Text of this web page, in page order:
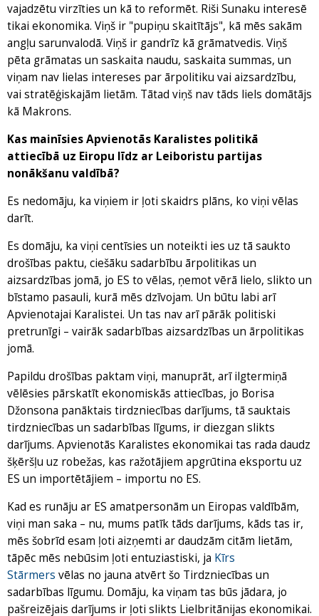
vajadzētu virzīties un kā to reformēt. Riši Sunaku interesē
tikai ekonomika. Viņš ir "pupiņu skaitītājs", kā mēs sakām
angļu sarunvalodā. Viņš ir gandrīz kā grāmatvedis. Viņš
pēta grāmatas un saskaita naudu, saskaita summas, un
viņam nav lielas intereses par ārpolitiku vai aizsardzību,
vai stratēģiskajām lietām. Tātad viņš nav tāds liels domātājs
kā Makrons.
Kas mainīsies Apvienotās Karalistes politikā
attiecībā uz Eiropu līdz ar Leiboristu partijas
nonākšanu valdībā?
Es nedomāju, ka viņiem ir ļoti skaidrs plāns, ko viņi vēlas
darīt.
Es domāju, ka viņi centīsies un noteikti ies uz tā saukto
drošības paktu, ciešāku sadarbību ārpolitikas un
aizsardzības jomā, jo ES to vēlas, ņemot vērā lielo, slikto un
bīstamo pasauli, kurā mēs dzīvojam. Un būtu labi arī
Apvienotajai Karalistei. Un tas nav arī pārāk politiski
pretrunīgi – vairāk sadarbības aizsardzības un ārpolitikas
jomā.
Papildu drošības paktam viņi, manuprāt, arī ilgtermiņā
vēlēsies pārskatīt ekonomiskās attiecības, jo Borisa
Džonsona panāktais tirdzniecības darījums, tā sauktais
tirdzniecības un sadarbības līgums, ir diezgan slikts
darījums. Apvienotās Karalistes ekonomikai tas rada daudz
šķēršļu uz robežas, kas ražotājiem apgrūtina eksportu uz
ES un importētājiem – importu no ES.
Kad es runāju ar ES amatpersonām un Eiropas valdībām,
viņi man saka – nu, mums patīk tāds darījums, kāds tas ir,
mēs šobrīd esam ļoti aizņemti ar daudzām citām lietām,
tāpēc mēs nebūsim ļoti entuziastiski, ja Kīrs
Stārmers vēlas no jauna atvērt šo Tirdzniecības un
sadarbības līgumu. Domāju, ka viņam tas būs jādara, jo
pašreizējais darījums ir ļoti slikts Lielbritānijas ekonomikai.